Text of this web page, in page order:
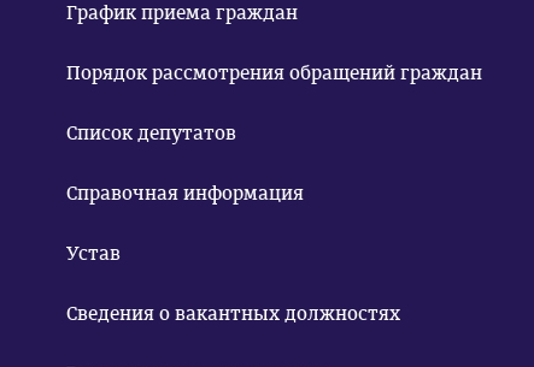
График приема граждан
Порядок рассмотрения обращений граждан
Список депутатов
Справочная информация
Устав
Сведения о вакантных должностях